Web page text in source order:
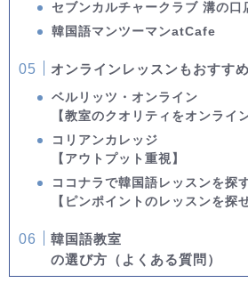
セブンカルチャークラブ 溝の口
韓国語マンツーマンatCafe
オンラインレッスンもおすすめ
ベルリッツ・オンライン
【教室のクオリティをオンライ
コリアンカレッジ
【アウトプット重視】
ココナラで韓国語レッスンを探
【ピンポイントのレッスンを探
韓国語教室
の選び方（よくある質問）